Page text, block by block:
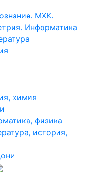
МХК.
Информатика
химия
физика
история,